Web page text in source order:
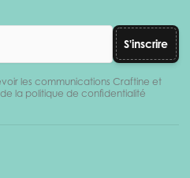
S'inscrire
les communications Craftine et
la politique de confidentialité